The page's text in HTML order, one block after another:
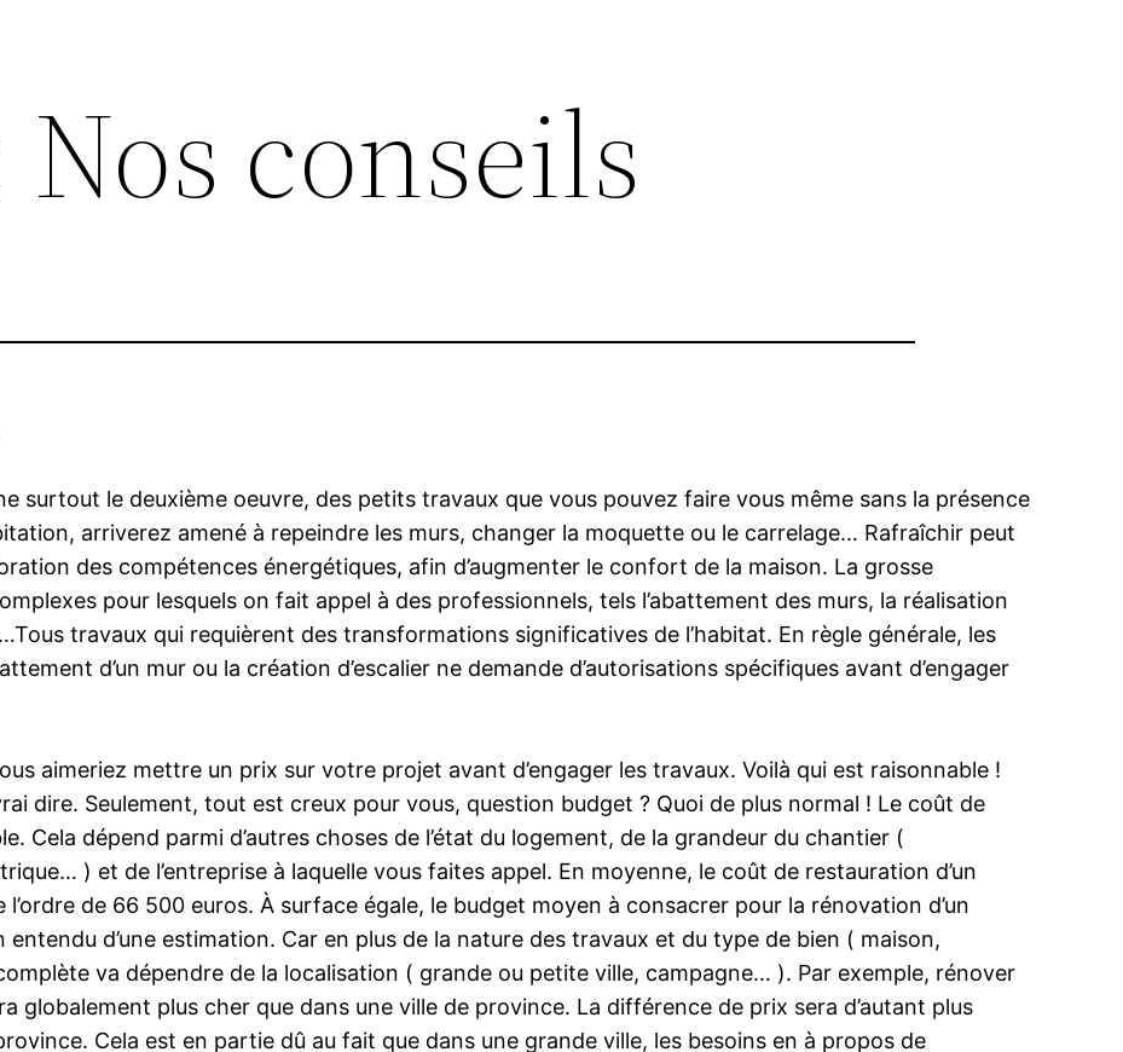
conseils
surtout le deuxième oeuvre, des petits travaux que vous pouvez faire vous même sans la présence
arriverez amené à repeindre les murs, changer la moquette ou le carrelage… Rafraîchir peut
des compétences énergétiques, afin d’augmenter le confort de la maison. La grosse
pour lesquels on fait appel à des professionnels, tels l’abattement des murs, la réalisation
travaux qui requièrent des transformations significatives de l’habitat. En règle générale, les
d’un mur ou la création d’escalier ne demande d’autorisations spécifiques avant d’engager
aimeriez mettre un prix sur votre projet avant d’engager les travaux. Voilà qui est raisonnable !
dire. Seulement, tout est creux pour vous, question budget ? Quoi de plus normal ! Le coût de
Cela dépend parmi d’autres choses de l’état du logement, de la grandeur du chantier (
) et de l’entreprise à laquelle vous faites appel. En moyenne, le coût de restauration d’un
l’ordre de 66 500 euros. À surface égale, le budget moyen à consacrer pour la rénovation d’un
entendu d’une estimation. Car en plus de la nature des travaux et du type de bien ( maison,
va dépendre de la localisation ( grande ou petite ville, campagne… ). Par exemple, rénover
globalement plus cher que dans une ville de province. La différence de prix sera d’autant plus
Cela est en partie dû au fait que dans une grande ville, les besoins en à propos de